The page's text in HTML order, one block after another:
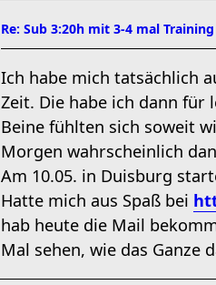
Re: Sub 3:20h mit 3-4 mal
Ich habe mich tatsächlich
Zeit. Die habe ich dann
Beine fühlten sich soweit
Morgen wahrscheinlich
Am 10.05. in Duisburg
Hatte mich aus Spaß bei
hab heute die Mail
Mal sehen, wie das Ganze